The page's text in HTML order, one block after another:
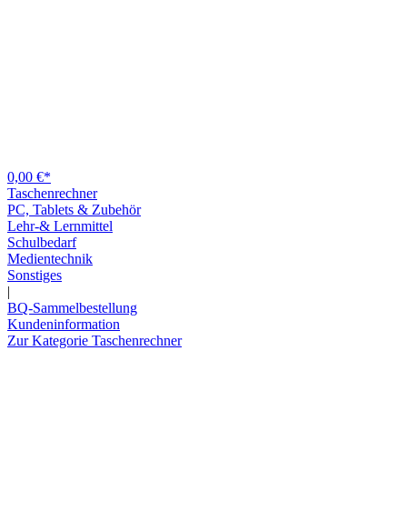
0,00 €*
Taschenrechner
PC, Tablets & Zubehör
Lehr-& Lernmittel
Schulbedarf
Medientechnik
Sonstiges
|
BQ-Sammelbestellung
Kundeninformation
Zur Kategorie Taschenrechner